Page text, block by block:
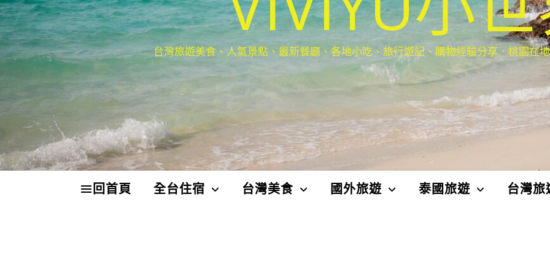
台灣旅遊美食、人氣景點、最新餐廳、各地小吃、旅行遊記、購物經驗分享．桃園在
回首頁 全台住宿 台灣美食 國外旅遊 泰國旅遊 台灣旅